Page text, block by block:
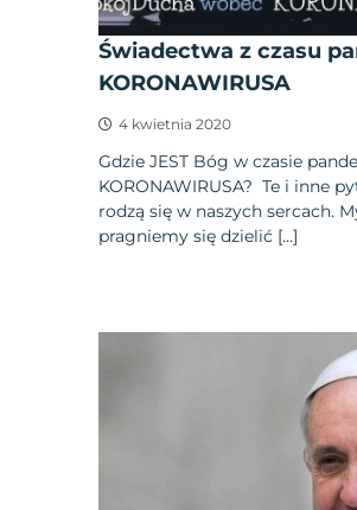
Świadectwa z czasu
KORONAWIRUSA
4 kwietnia 2020
Gdzie JEST Bóg w czasie
KORONAWIRUSA? Te i inne
rodzą się w naszych sercach.
pragniemy się dzielić […]